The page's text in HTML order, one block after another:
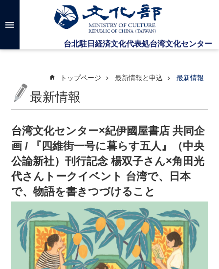
メインのコンテンツブロックにジャンプします
高
検
台
文
化
セ
ン
タ
ー
に
トップページ 最新情報と申込 最新情報
最新情報
台湾文化センター×紀伊國屋書店 共同企
画 / 『四維街一号に暮らす五人』（中央
公論新社）刊行記念 楊双子さん×角田光
代さんトークイベント 台湾で、日本
で、物語を書きつづけること